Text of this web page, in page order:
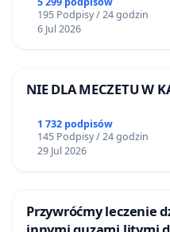
195 Podpisy / 24 godzin
6 Jul 2026
NIE DLA MECZETU W
1 732 podpisów
145 Podpisy / 24 godzin
29 Jul 2026
Przywróćmy leczenie